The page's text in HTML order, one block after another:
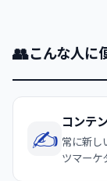
👥こんな人に
✍️
コンテ
常に新し
ツマーケ